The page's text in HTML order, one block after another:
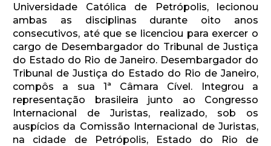
Universidade Católica de Petrópolis, lecionou
ambas as disciplinas durante oito anos
consecutivos, até que se licenciou para exercer o
cargo de Desembargador do Tribunal de Justiça
do Estado do Rio de Janeiro. Desembargador do
Tribunal de Justiça do Estado do Rio de Janeiro,
compôs a sua 1ª Câmara Cível. Integrou a
representação brasileira junto ao Congresso
Internacional de Juristas, realizado, sob os
auspícios da Comissão Internacional de Juristas,
na cidade de Petrópolis, Estado do Rio de